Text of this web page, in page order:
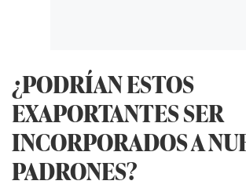
¿PODRÍAN ESTOS
EXAPORTANTES SER
INCORPORADOS A
PADRONES?